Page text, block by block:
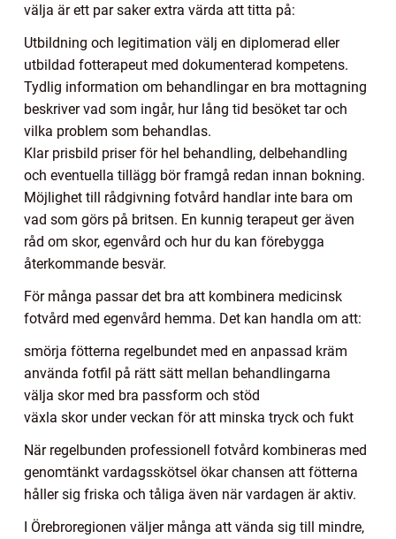
välja är ett par saker extra värda att titta på:
Utbildning och legitimation välj en diplomerad eller
utbildad fotterapeut med dokumenterad kompetens.
Tydlig information om behandlingar en bra mottagning
beskriver vad som ingår, hur lång tid besöket tar och
vilka problem som behandlas.
Klar prisbild priser för hel behandling, delbehandling
och eventuella tillägg bör framgå redan innan bokning.
Möjlighet till rådgivning fotvård handlar inte bara om
vad som görs på britsen. En kunnig terapeut ger även
råd om skor, egenvård och hur du kan förebygga
återkommande besvär.
För många passar det bra att kombinera medicinsk
fotvård med egenvård hemma. Det kan handla om att:
smörja fötterna regelbundet med en anpassad kräm
använda fotfil på rätt sätt mellan behandlingarna
välja skor med bra passform och stöd
växla skor under veckan för att minska tryck och fukt
När regelbunden professionell fotvård kombineras med
genomtänkt vardagsskötsel ökar chansen att fötterna
håller sig friska och tåliga även när vardagen är aktiv.
I Örebroregionen väljer många att vända sig till mindre,